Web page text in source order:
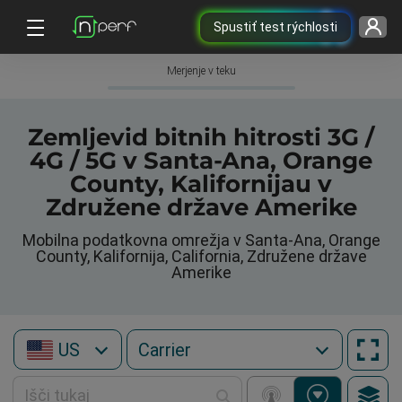
Spustiť test rýchlosti
Merjenje v teku
Zemljevid bitnih hitrosti 3G /
4G / 5G v Santa-Ana, Orange
County, Kalifornijau v
Združene države Amerike
Mobilna podatkovna omrežja v Santa-Ana, Orange
County, Kalifornija, California, Združene države
Amerike
US